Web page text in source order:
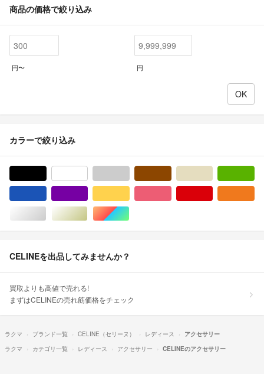
商品の価格で絞り込み
円〜 円
カラーで絞り込み
シルバー/銀色系ゴールド/金色系マルチカラー
CELINEを出品してみませんか？
買取よりも高値で売れる!
まずはCELINEの売れ筋価格をチェック
ラクマ ブランド一覧 CELINE（セリーヌ） レディース
アクセサリー
ラクマ
カテゴリ一覧 レディース アクセサリー CELINEのアクセサリー